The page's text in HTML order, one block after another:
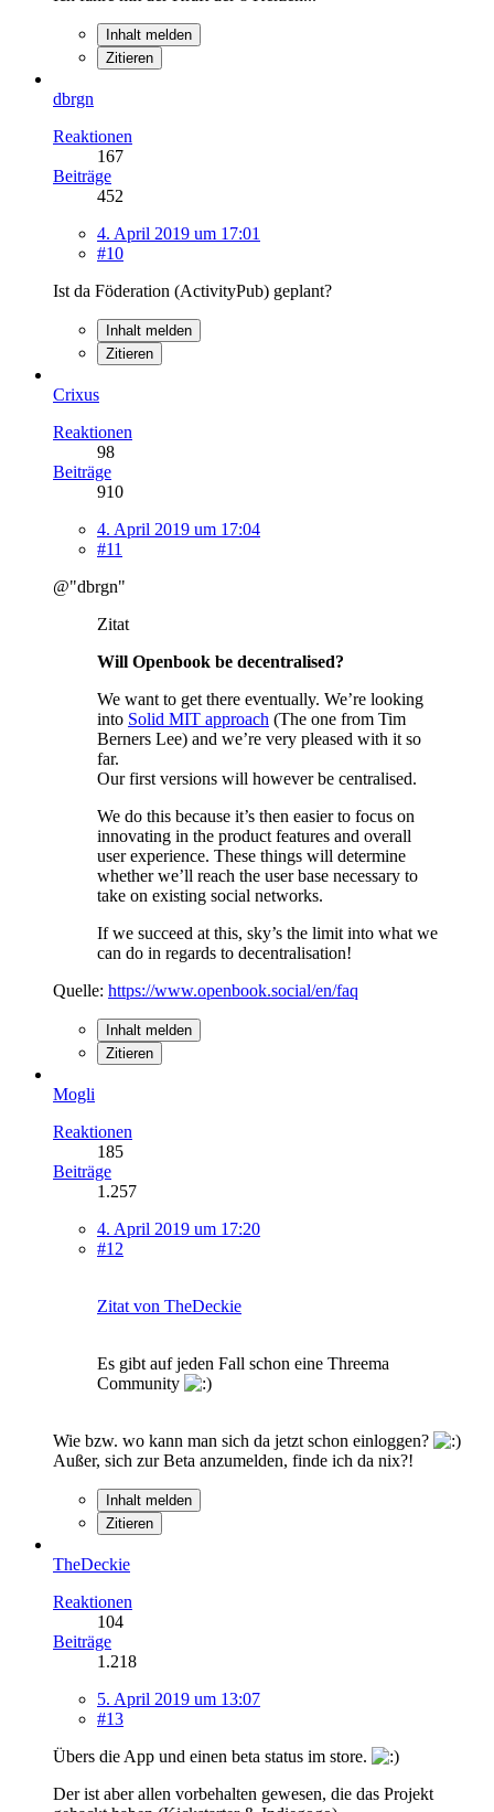
Inhalt melden
Zitieren
dbrgn
Reaktionen
167
Beiträge
452
4. April 2019 um 17:01
#10
Ist da Föderation (ActivityPub) geplant?
Inhalt melden
Zitieren
Crixus
Reaktionen
98
Beiträge
910
4. April 2019 um 17:04
#11
@"dbrgn"
Zitat
Will Openbook be decentralised?
We want to get there eventually. We’re looking
into Solid MIT approach (The one from Tim
Berners Lee) and we’re very pleased with it so
far.
Our first versions will however be centralised.
We do this because it’s then easier to focus on
innovating in the product features and overall
user experience. These things will determine
whether we’ll reach the user base necessary to
take on existing social networks.
If we succeed at this, sky’s the limit into what we
can do in regards to decentralisation!
Quelle: https://www.openbook.social/en/faq
Inhalt melden
Zitieren
Mogli
Reaktionen
185
Beiträge
1.257
4. April 2019 um 17:20
#12
Zitat von TheDeckie
Es gibt auf jeden Fall schon eine Threema
Community
Wie bzw. wo kann man sich da jetzt schon einloggen?
Außer, sich zur Beta anzumelden, finde ich da nix?!
Inhalt melden
Zitieren
TheDeckie
Reaktionen
104
Beiträge
1.218
5. April 2019 um 13:07
#13
Übers die App und einen beta status im store.
Der ist aber allen vorbehalten gewesen, die das Projekt